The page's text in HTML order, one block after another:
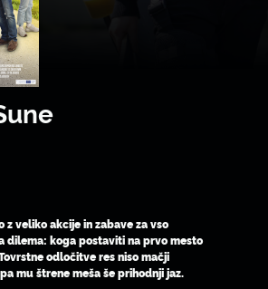
z veliko akcije in zabave za vso
dilema: koga postaviti na prvo mesto
odločitve res niso mačji
mu štrene meša še prihodnji jaz.